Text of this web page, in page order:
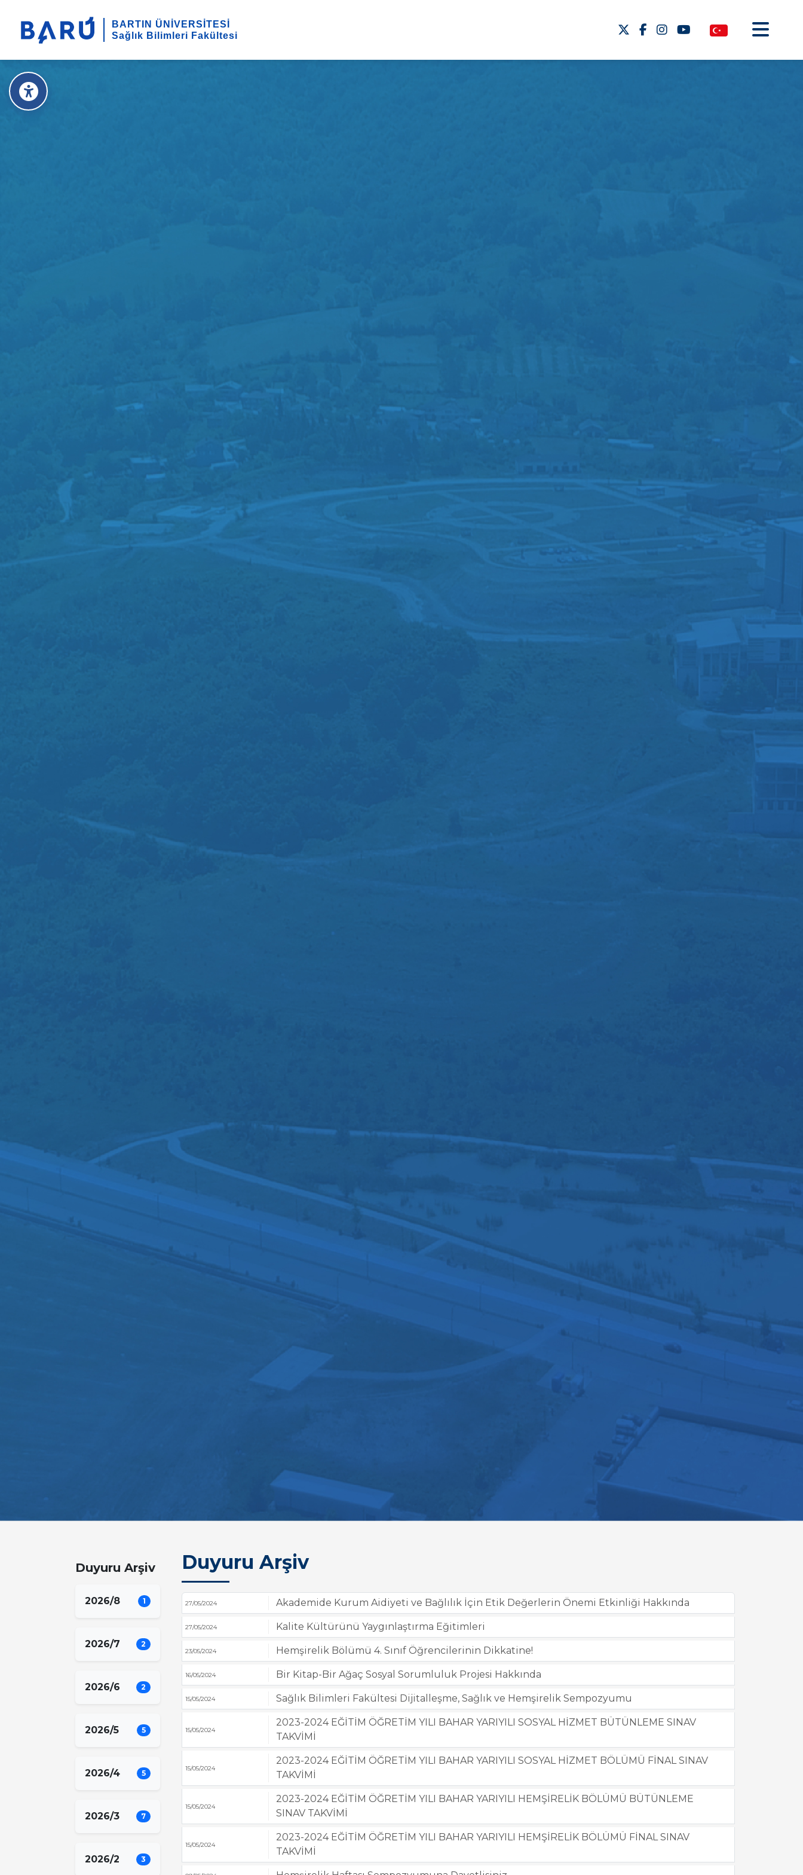
BARTIN ÜNİVERSİTESİ
Sağlık Bilimleri Fakültesi
Duyuru Arşiv
2026/8 1
2026/7 2
2026/6 2
2026/5 5
2026/4 5
2026/3 7
2026/2 3
Duyuru Arşiv
27/05/2024 Akademide Kurum Aidiyeti ve Bağlılık İçin Etik Değerlerin Önemi Etkinliği Hakkında
27/05/2024 Kalite Kültürünü Yaygınlaştırma Eğitimleri
23/05/2024 Hemşirelik Bölümü 4. Sınıf Öğrencilerinin Dikkatine!
16/05/2024 Bir Kitap-Bir Ağaç Sosyal Sorumluluk Projesi Hakkında
15/05/2024 Sağlık Bilimleri Fakültesi Dijitalleşme, Sağlık ve Hemşirelik Sempozyumu
15/05/2024
2023-2024 EĞİTİM ÖĞRETİM YILI BAHAR YARIYILI SOSYAL HİZMET BÜTÜNLEME SINAV
TAKVİMİ
15/05/2024
2023-2024 EĞİTİM ÖĞRETİM YILI BAHAR YARIYILI SOSYAL HİZMET BÖLÜMÜ FİNAL SINAV
TAKVİMİ
15/05/2024
2023-2024 EĞİTİM ÖĞRETİM YILI BAHAR YARIYILI HEMŞİRELİK BÖLÜMÜ BÜTÜNLEME
SINAV TAKVİMİ
15/05/2024
2023-2024 EĞİTİM ÖĞRETİM YILI BAHAR YARIYILI HEMŞİRELİK BÖLÜMÜ FİNAL SINAV
TAKVİMİ